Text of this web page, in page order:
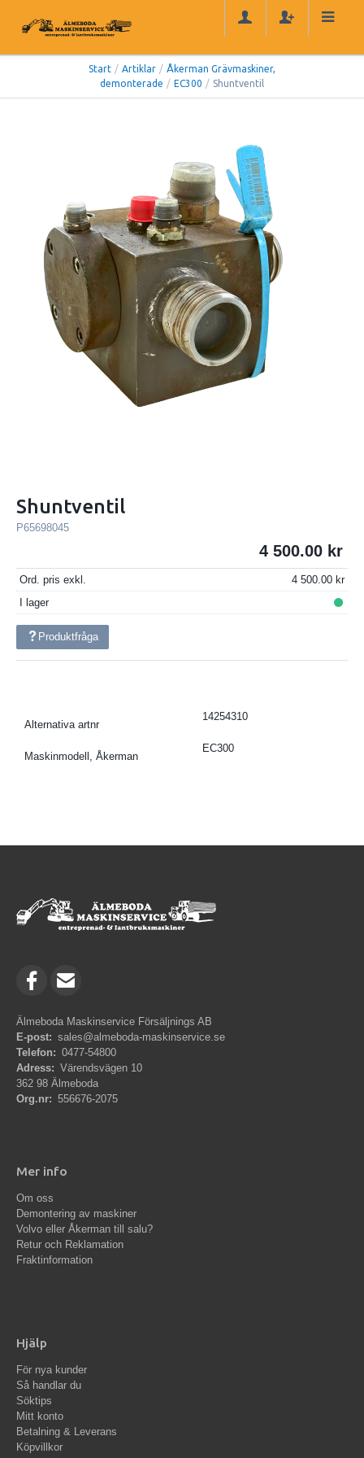
Start / Artiklar / Åkerman Grävmaskiner,
demonterade / EC300 / Shuntventil
Shuntventil
P65698045
4 500.00
Ord. pris exkl.
4 500.00
I lager
Produktfråga
Alternativa artnr
14254310
Maskinmodell, Åkerman
EC300
Älmeboda Maskinservice Försäljnings AB
E-post: sales@almeboda-maskinservice.se
Telefon: 0477-54800
Adress: Värendsvägen 10
362 98 Älmeboda
Org.nr: 556676-2075
Mer info
Om oss
Demontering av maskiner
Volvo eller Åkerman till salu?
Retur och Reklamation
Fraktinformation
Hjälp
För nya kunder
Så handlar du
Söktips
Mitt konto
Betalning & Leverans
Köpvillkor